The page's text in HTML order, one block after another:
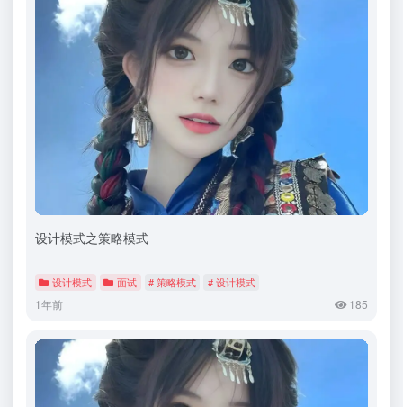
设计模式之策略模式
设计模式 面试 # 策略模式 # 设计模式
1年前 185